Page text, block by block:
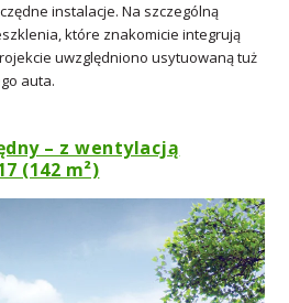
instalacje. Na szczególną
które znakomicie integrują
uwzględniono usytuowaną tuż
auta.
– z wentylacją
(142 m²)